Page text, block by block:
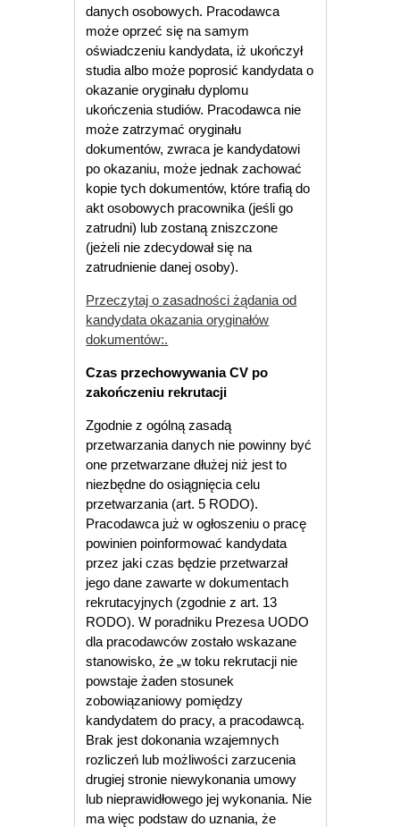
danych osobowych. Pracodawca
może oprzeć się na samym
oświadczeniu kandydata, iż ukończył
studia albo może poprosić kandydata o
okazanie oryginału dyplomu
ukończenia studiów. Pracodawca nie
może zatrzymać oryginału
dokumentów, zwraca je kandydatowi
po okazaniu, może jednak zachować
kopie tych dokumentów, które trafią do
akt osobowych pracownika (jeśli go
zatrudni) lub zostaną zniszczone
(jeżeli nie zdecydował się na
zatrudnienie danej osoby).
Przeczytaj o zasadności żądania od
kandydata okazania oryginałów
dokumentów:.
Czas przechowywania CV po
zakończeniu rekrutacji
Zgodnie z ogólną zasadą
przetwarzania danych nie powinny być
one przetwarzane dłużej niż jest to
niezbędne do osiągnięcia celu
przetwarzania (art. 5 RODO).
Pracodawca już w ogłoszeniu o pracę
powinien poinformować kandydata
przez jaki czas będzie przetwarzał
jego dane zawarte w dokumentach
rekrutacyjnych (zgodnie z art. 13
RODO). W poradniku Prezesa UODO
dla pracodawców zostało wskazane
stanowisko, że „w toku rekrutacji nie
powstaje żaden stosunek
zobowiązaniowy pomiędzy
kandydatem do pracy, a pracodawcą.
Brak jest dokonania wzajemnych
rozliczeń lub możliwości zarzucenia
drugiej stronie niewykonania umowy
lub nieprawidłowego jej wykonania. Nie
ma więc podstaw do uznania, że